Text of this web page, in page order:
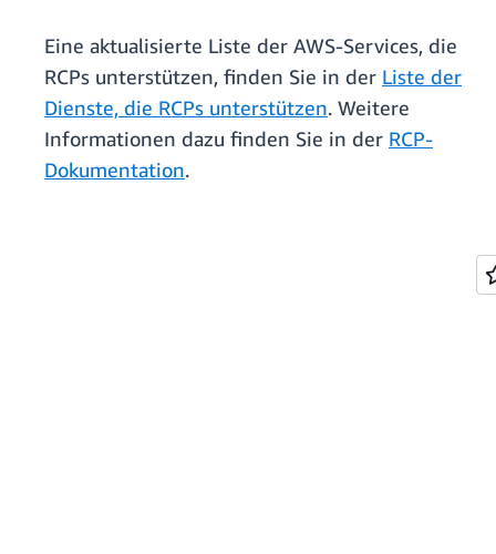
Eine aktualisierte Liste der AWS-Services, die
RCPs unterstützen, finden Sie in der Liste der
Dienste, die RCPs unterstützen. Weitere
Informationen dazu finden Sie in der RCP-
Dokumentation.